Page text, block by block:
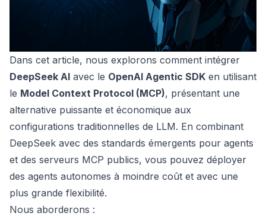
Dans cet article, nous explorons comment intégrer
DeepSeek AI avec le OpenAI Agentic SDK en utilisant
le Model Context Protocol (MCP), présentant une
alternative puissante et économique aux
configurations traditionnelles de LLM. En combinant
DeepSeek avec des standards émergents pour agents
et des serveurs MCP publics, vous pouvez déployer
des agents autonomes à moindre coût et avec une
plus grande flexibilité.
Nous aborderons :